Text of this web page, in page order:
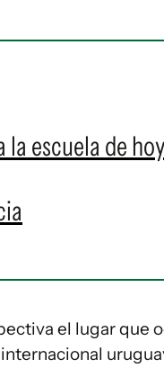
la escuela de hoy
el lugar que